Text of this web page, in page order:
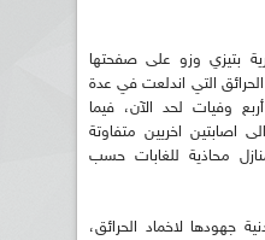
بتيزي وزو على صفحتها
التي اندلعت في عدة
وفيات لحد الآن، فيما
اصابتين اخريين متفاوتة
محاذية للغابات حسب
جهودها لاخماد الحرائق،